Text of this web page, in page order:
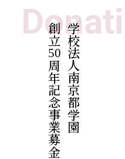
学校法人南京都学園
創立
50
周年記念事業募金